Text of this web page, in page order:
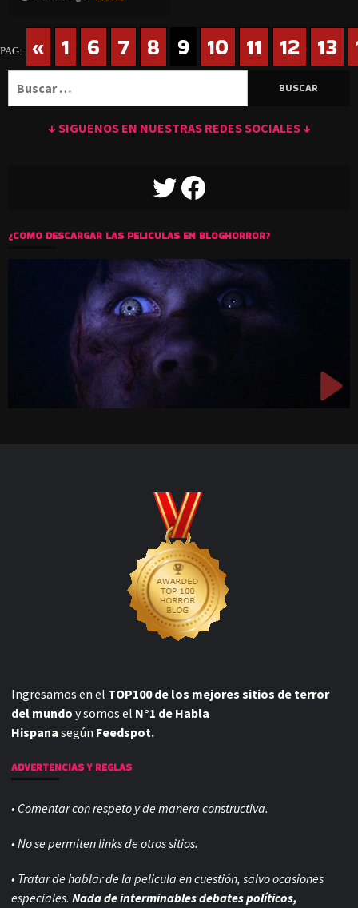
PAG: « 1 6 7 8 9 10 11 12 13
↓ SIGUENOS EN NUESTRAS REDES SOCIALES ↓
TWITTERFACEBOOK
¿COMO DESCARGAR LAS PELICULAS EN BLOGHORROR?
Ingresamos en el TOP100 de los mejores sitios de terror
del mundo y somos el N°1 de Habla
Hispana según Feedspot.
ADVERTENCIAS Y REGLAS
• Comentar con respeto y de manera constructiva.
• No se permiten links de otros sitios.
• Tratar de hablar de la pelicula en cuestión, salvo ocasiones
especiales. Nada de interminables debates políticos,